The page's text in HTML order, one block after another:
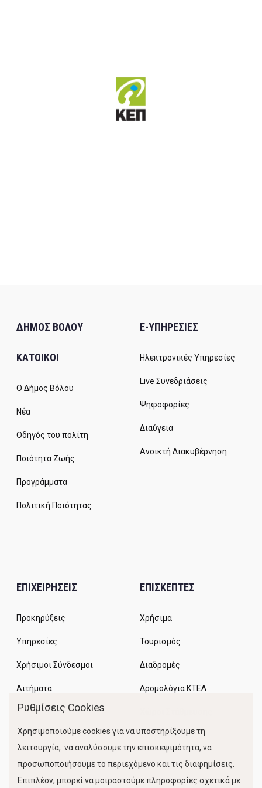
ΔΗΜΟΣ ΒΟΛΟΥ
ΚΑΤΟΙΚΟΙ
Ο Δήμος Βόλου
Νέα
Οδηγός του πολίτη
Ποιότητα Ζωής
Προγράμματα
Πολιτική Ποιότητας
E-ΥΠΗΡΕΣΙΕΣ
Ηλεκτρονικές Υπηρεσίες
Live Συνεδριάσεις
Ψηφοφορίες
Διαύγεια
Ανοικτή Διακυβέρνηση
ΕΠΙΧΕΙΡΗΣΕΙΣ
Προκηρύξεις
Υπηρεσίες
Χρήσιμοι Σύνδεσμοι
Αιτήματα
ΕΠΙΣΚΕΠΤΕΣ
Χρήσιμα
Τουρισμός
Διαδρομές
Δρομολόγια ΚΤΕΛ
Κίνηση Λιμένος
Ρυθμίσεις Cookies
Χρησιμοποιούμε cookies για να υποστηρίξουμε τη
λειτουργία, να αναλύσουμε την επισκεψιμότητα, να
προσωποποιήσουμε το περιεχόμενο και τις διαφημίσεις.
Επιπλέον, μπορεί να μοιραστούμε πληροφορίες σχετικά με